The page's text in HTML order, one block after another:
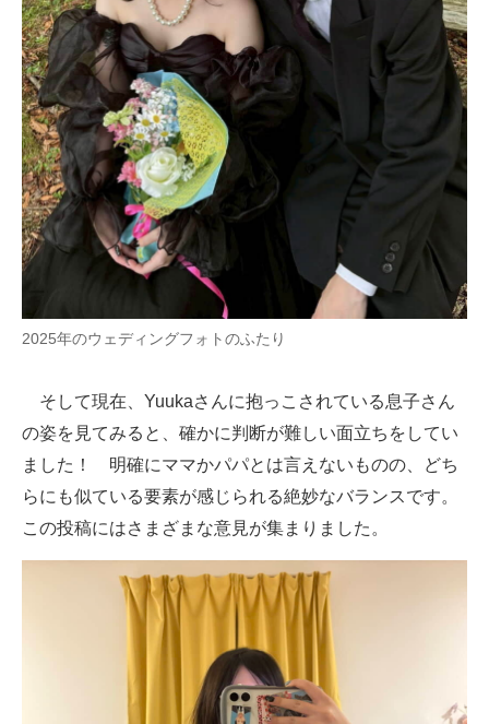
2025年のウェディングフォトのふたり
そして現在、Yuukaさんに抱っこされている息子さん
の姿を見てみると、確かに判断が難しい面立ちをしてい
ました！ 明確にママかパパとは言えないものの、どち
らにも似ている要素が感じられる絶妙なバランスです。
この投稿にはさまざまな意見が集まりました。